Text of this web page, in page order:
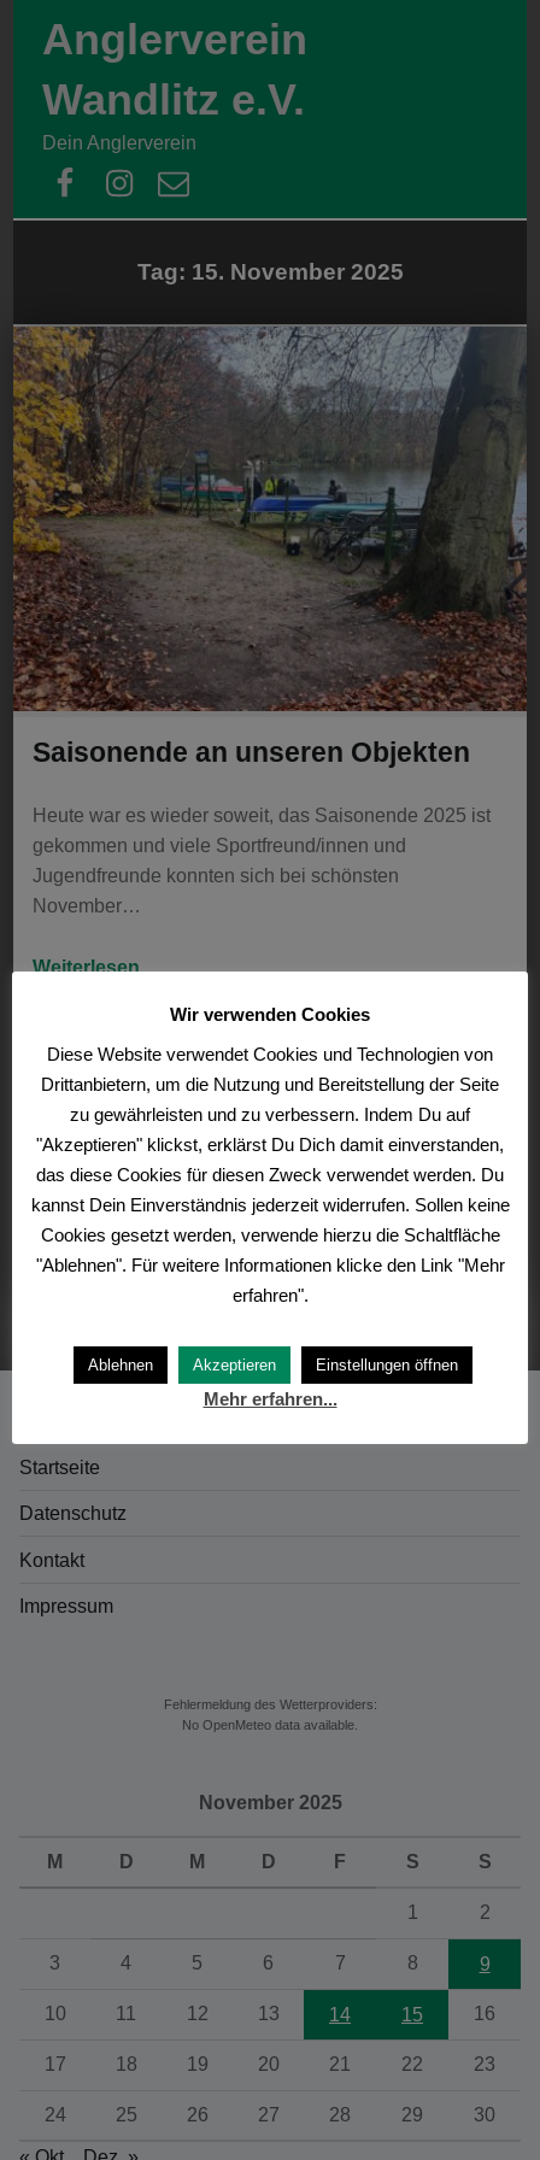
Anglerverein
Wandlitz e.V.
Dein Anglerverein
facebook
instagram
email
Tag: 15. November 2025
Saisonende an unseren Objekten
Heute war es wieder soweit, das Saisonende 2025 ist
gekommen und viele Sportfreund/innen und
Jugendfreunde konnten sich bei schönsten
November…
Weiterlesen…
Teilen mit:
E-Mail Facebook
15. November 2025 Thomas Siebert
Startseite
Datenschutz
Kontakt
Impressum
Fehlermeldung des Wetterproviders:
No OpenMeteo data available.
November 2025
M D M D F S S
1 2
3 4 5 6 7 8 9
10 11 12 13 14 15 16
17 18 19 20 21 22 23
24 25 26 27 28 29 30
Wir verwenden Cookies
Diese Website verwendet Cookies und Technologien von
Drittanbietern, um die Nutzung und Bereitstellung der Seite
zu gewährleisten und zu verbessern. Indem Du auf
"Akzeptieren" klickst, erklärst Du Dich damit einverstanden,
das diese Cookies für diesen Zweck verwendet werden. Du
kannst Dein Einverständnis jederzeit widerrufen. Sollen keine
Cookies gesetzt werden, verwende hierzu die Schaltfläche
"Ablehnen". Für weitere Informationen klicke den Link "Mehr
erfahren".
Ablehnen Akzeptieren Einstellungen öffnen
Mehr erfahren...